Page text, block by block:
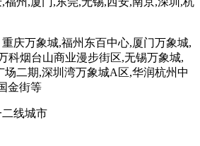
庆万象城,福州东百中心,厦门万象城,
科烟台山商业漫步街区,无锡万象城,
场二期,深圳湾万象城A区,华润杭州中
金街等
线城市